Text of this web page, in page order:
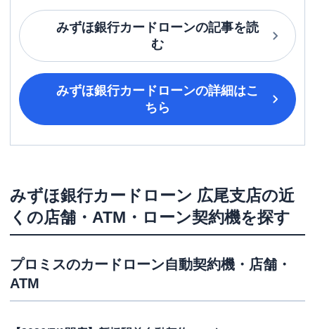
みずほ銀行カードローンの記事を読
む
みずほ銀行カードローンの詳細はこ
ちら
みずほ銀行カードローン 広尾支店の近
くの店舗・ATM・ローン契約機を探す
プロミスのカードローン自動契約機・店舗・
ATM